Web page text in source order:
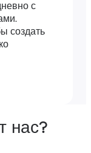
с
создать
нас?